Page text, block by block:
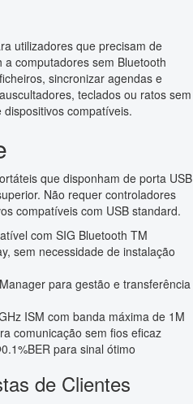
utilizadores que precisam de
computadores sem Bluetooth
sincronizar agendas e
teclados ou ratos sem
compatíveis.
que disponham de porta USB
Não requer controladores
compatíveis com USB standard.
com SIG Bluetooth TM
sem necessidade de instalação
para gestão e transferência
ISM com banda máxima de 1M
comunicação sem fios eficaz
para sinal ótimo
de Clientes